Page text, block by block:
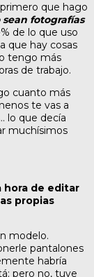
que hago
fotografías
de lo que uso
que hay cosas
tengo más
de trabajo.
cuanto más
te vas a
lo que decía
muchísimos
hora de editar
propias
modelo.
pantalones
habría
pero no, tuve